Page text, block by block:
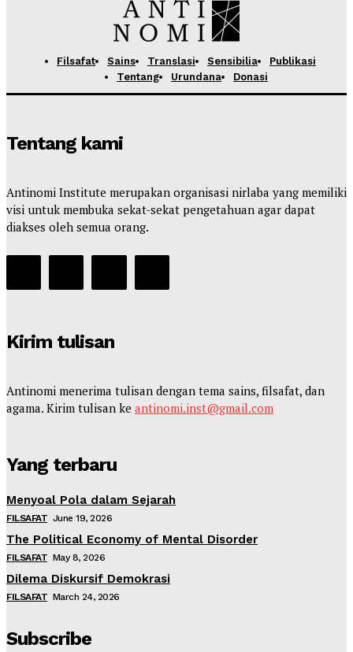
Filsafat Sains Translasi Sensibilia
Publikasi
Tentang
Urundana Donasi
Tentang kami
Antinomi Institute merupakan organisasi nirlaba yang memiliki
visi untuk membuka sekat-sekat pengetahuan agar dapat
diakses oleh semua orang.
Kirim tulisan
Antinomi menerima tulisan dengan tema sains, filsafat, dan
agama. Kirim tulisan ke antinomi.inst@gmail.com
Yang terbaru
Menyoal Pola dalam Sejarah
FILSAFAT June 19, 2026
The Political Economy of Mental Disorder
FILSAFAT May 8, 2026
Dilema Diskursif Demokrasi
FILSAFAT March 24, 2026
Subscribe